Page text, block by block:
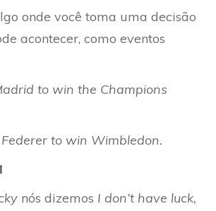
onde você toma uma decisão
acontecer, como eventos
to win the Champions
to win Wimbledon.
nós dizemos I don’t have luck,